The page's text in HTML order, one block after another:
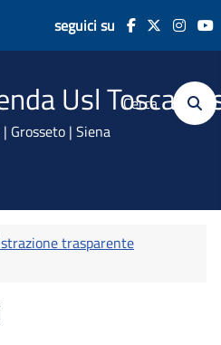
seguici su
Usl Toscana
Grosseto | Siena
Cerca
trasparente